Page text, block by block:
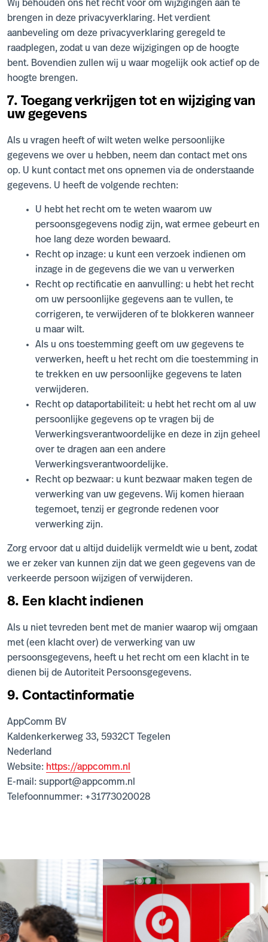
Wij behouden ons het recht voor om wijzigingen aan te
brengen in deze privacyverklaring. Het verdient
aanbeveling om deze privacyverklaring geregeld te
raadplegen, zodat u van deze wijzigingen op de hoogte
bent. Bovendien zullen wij u waar mogelijk ook actief op de
hoogte brengen.
7. Toegang verkrijgen tot en wijziging van
uw gegevens
Als u vragen heeft of wilt weten welke persoonlijke
gegevens we over u hebben, neem dan contact met ons
op. U kunt contact met ons opnemen via de onderstaande
gegevens. U heeft de volgende rechten:
U hebt het recht om te weten waarom uw
persoonsgegevens nodig zijn, wat ermee gebeurt en
hoe lang deze worden bewaard.
Recht op inzage: u kunt een verzoek indienen om
inzage in de gegevens die we van u verwerken
Recht op rectificatie en aanvulling: u hebt het recht
om uw persoonlijke gegevens aan te vullen, te
corrigeren, te verwijderen of te blokkeren wanneer
u maar wilt.
Als u ons toestemming geeft om uw gegevens te
verwerken, heeft u het recht om die toestemming in
te trekken en uw persoonlijke gegevens te laten
verwijderen.
Recht op dataportabiliteit: u hebt het recht om al uw
persoonlijke gegevens op te vragen bij de
Verwerkingsverantwoordelijke en deze in zijn geheel
over te dragen aan een andere
Verwerkingsverantwoordelijke.
Recht op bezwaar: u kunt bezwaar maken tegen de
verwerking van uw gegevens. Wij komen hieraan
tegemoet, tenzij er gegronde redenen voor
verwerking zijn.
Zorg ervoor dat u altijd duidelijk vermeldt wie u bent, zodat
we er zeker van kunnen zijn dat we geen gegevens van de
verkeerde persoon wijzigen of verwijderen.
8. Een klacht indienen
Als u niet tevreden bent met de manier waarop wij omgaan
met (een klacht over) de verwerking van uw
persoonsgegevens, heeft u het recht om een klacht in te
dienen bij de Autoriteit Persoonsgegevens.
9. Contactinformatie
AppComm BV
Kaldenkerkerweg 33, 5932CT Tegelen
Nederland
Website: https://appcomm.nl
E-mail: support@appcomm.nl
Telefoonnummer: +31773020028